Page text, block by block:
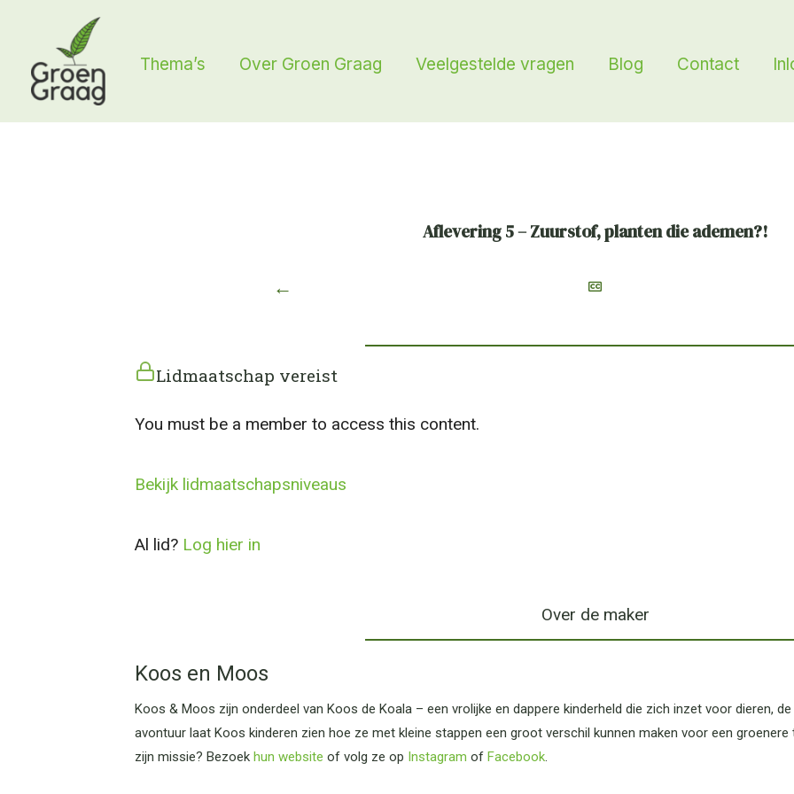
inhoud
Thema’s Over Groen Graag Veelgestelde vragen Blog Contact
Aflevering 5 – Zuurstof, planten die ademen?!
←
Lidmaatschap vereist
You must be a member to access this content.
Bekijk lidmaatschapsniveaus
Al lid? Log hier in
Over de maker
Koos en Moos
Koos & Moos zijn onderdeel van Koos de Koala – een vrolijke en dappere kinderheld die zich inzet voor dieren,
avontuur laat Koos kinderen zien hoe ze met kleine stappen een groot verschil kunnen maken voor een
zijn missie? Bezoek hun website of volg ze op Instagram of Facebook.